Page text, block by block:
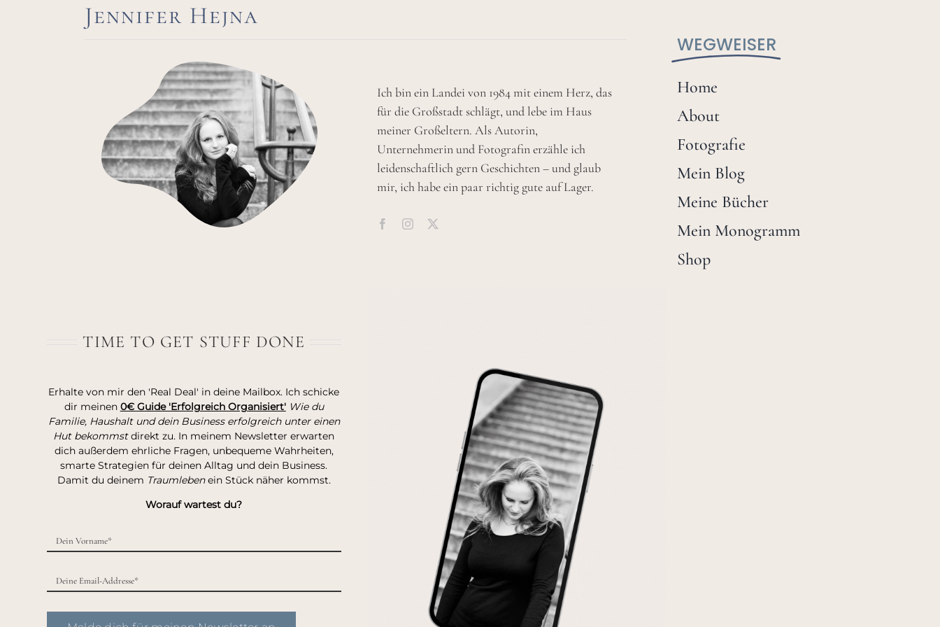
Jennifer Hejna
Ich bin ein Landei von 1984 mit einem Herz, das
für die Großstadt schlägt, und lebe im Haus
meiner Großeltern. Als Autorin,
Unternehmerin und Fotografin erzähle ich
leidenschaftlich gern Geschichten – und glaub
mir, ich habe ein paar richtig gute auf Lager.
WEGWEISER
Home
About
Fotografie
Mein Blog
Meine Bücher
Mein Monogramm
Shop
TIME TO GET STUFF DONE
Erhalte von mir den 'Real Deal' in deine Mailbox. Ich schicke
dir meinen 0€ Guide 'Erfolgreich Organisiert' Wie du
Familie, Haushalt und dein Business erfolgreich unter einen
Hut bekommstdirekt zu. In meinem Newsletter erwarten
dich außerdem ehrliche Fragen, unbequeme Wahrheiten,
smarte Strategien für deinen Alltag und dein Business.
Damit du deinem Traumlebenein Stück näher kommst.
Worauf wartest du?